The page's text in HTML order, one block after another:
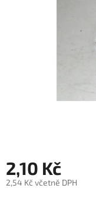
2,10 Kč
2,54 Kč včetně DPH